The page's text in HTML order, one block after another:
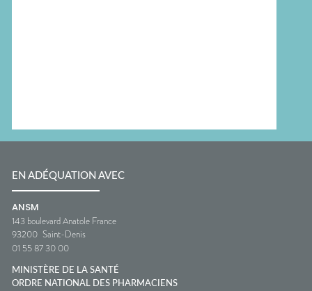
EN ADÉQUATION AVEC
ANSM
143 boulevard Anatole France
93200 Saint-Denis
01 55 87 30 00
MINISTÈRE DE LA SANTÉ
ORDRE NATIONAL DES PHARMACIENS